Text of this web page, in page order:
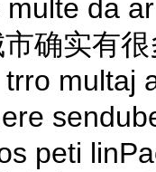
multe da
确实有
multaj
peti